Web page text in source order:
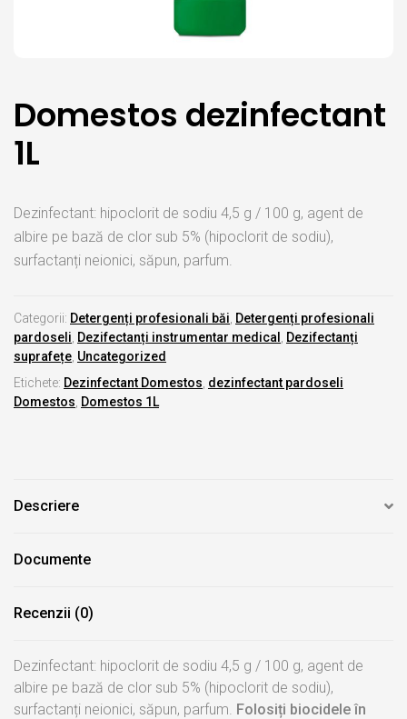
Domestos dezinfectant
1L
Dezinfectant: hipoclorit de sodiu 4,5 g / 100 g, agent de
albire pe bază de clor sub 5% (hipoclorit de sodiu),
surfactanți neionici, săpun, parfum.
Categorii: Detergenți profesionali băi Detergenți profesionali
pardoseli Dezifectanți instrumentar medical
Dezifectanți
suprafețe Uncategorized
Etichete: Dezinfectant Domestos dezinfectant pardoseli
Domestos Domestos 1L
Descriere
Documente
Recenzii (0)
Dezinfectant: hipoclorit de sodiu 4,5 g / 100 g, agent de
albire pe bază de clor sub 5% (hipoclorit de sodiu),
surfactanți neionici, săpun, parfum. Folosiți biocidele în